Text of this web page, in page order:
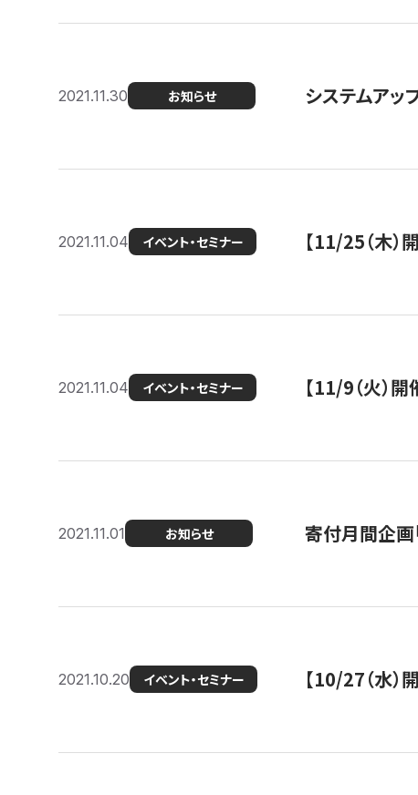
2021.11.30 お知らせ システムアッ
2021.11.04 イベント・セミナー 【11/25（木
2021.11.04 イベント・セミナー 【11/9（火）
2021.11.01 お知らせ 寄付月間企画
2021.10.20 イベント・セミナー 【10/27（水